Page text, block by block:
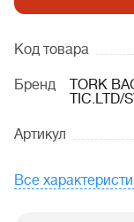
Код товара
Бренд
TORK
TIC.LTD/
Артикул
Все